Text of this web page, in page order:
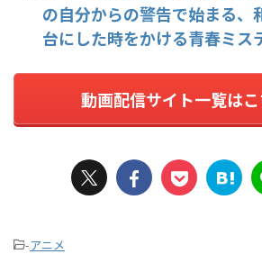
の自分からの警告で始まる、
台にした時をかける青春ミス
動画配信サイト一覧は
-アニメ